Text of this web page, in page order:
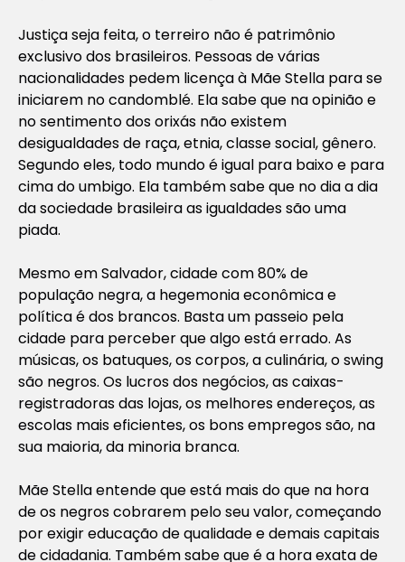
Justiça seja feita, o terreiro não é patrimônio
exclusivo dos brasileiros. Pessoas de várias
nacionalidades pedem licença à Mãe Stella para se
iniciarem no candomblé. Ela sabe que na opinião e
no sentimento dos orixás não existem
desigualdades de raça, etnia, classe social, gênero.
Segundo eles, todo mundo é igual para baixo e para
cima do umbigo. Ela também sabe que no dia a dia
da sociedade brasileira as igualdades são uma
piada.
Mesmo em Salvador, cidade com 80% de
população negra, a hegemonia econômica e
política é dos brancos. Basta um passeio pela
cidade para perceber que algo está errado. As
músicas, os batuques, os corpos, a culinária, o swing
são negros. Os lucros dos negócios, as caixas-
registradoras das lojas, os melhores endereços, as
escolas mais eficientes, os bons empregos são, na
sua maioria, da minoria branca.
Mãe Stella entende que está mais do que na hora
de os negros cobrarem pelo seu valor, começando
por exigir educação de qualidade e demais capitais
de cidadania. Também sabe que é a hora exata de